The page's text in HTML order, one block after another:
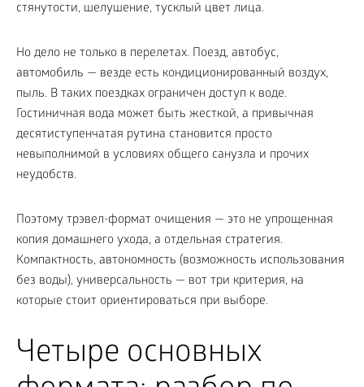
стянутости, шелушение, тусклый цвет лица.
Но дело не только в перелетах. Поезд, автобус,
автомобиль — везде есть кондиционированный воздух,
пыль. В таких поездках ограничен доступ к воде.
Гостиничная вода может быть жесткой, а привычная
десятиступенчатая рутина становится просто
невыполнимой в условиях общего санузла и прочих
неудобств.
Поэтому трэвел-формат очищения — это не упрощенная
копия домашнего ухода, а отдельная стратегия.
Компактность, автономность (возможность использования
без воды), универсальность — вот три критерия, на
которые стоит ориентироваться при выборе.
Четыре основных